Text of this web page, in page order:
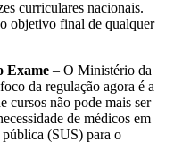
curriculares nacionais.
objetivo final de qualquer
Exame – O Ministério da
da regulação agora é a
cursos não pode mais ser
de médicos em
pública (SUS) para o